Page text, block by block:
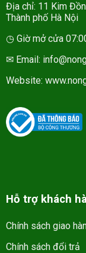
Địa chỉ: 11 Kim
Thành phố Hà Nội
◷ Giờ mở cửa
✉ Email:
Website:
Hỗ trợ khách
Chính sách giao
Chính sách đổi trả